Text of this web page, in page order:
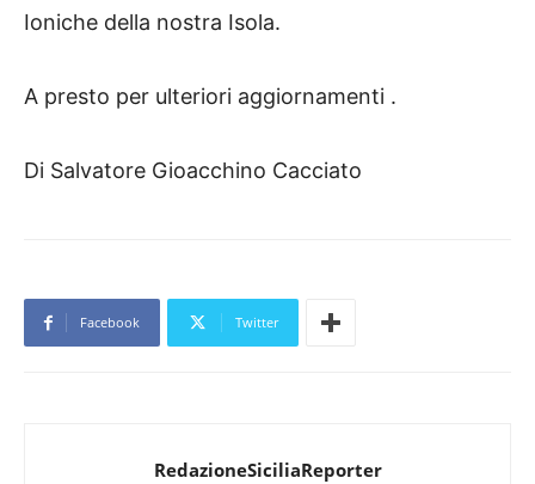
Ioniche della nostra Isola.
A presto per ulteriori aggiornamenti .
Di Salvatore Gioacchino Cacciato
Facebook Twitter
RedazioneSiciliaReporter